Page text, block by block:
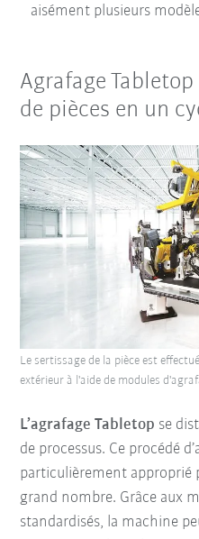
aisément plusieurs
Agrafage
de pièces en un
L’agrafage Tabletop se
de processus. Ce procédé
particulièrement approprié
grand nombre. Grâce aux
standardisés, la machine
Le sertissage de la pièce est
extérieur à l'aide de modules